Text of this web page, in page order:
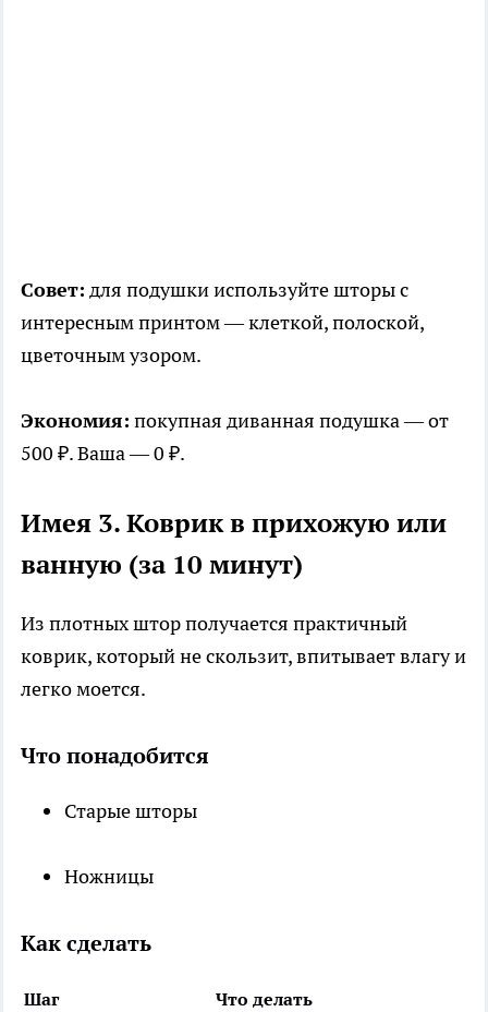
Совет: для подушки используйте шторы с
интересным принтом — клеткой, полоской,
цветочным узором.
Экономия: покупная диванная подушка — от
500 ₽. Ваша — 0 ₽.
Имея 3. Коврик в прихожую или
ванную (за 10 минут)
Из плотных штор получается практичный
коврик, который не скользит, впитывает влагу и
легко моется.
Что понадобится
Старые шторы
Ножницы
Как сделать
Шаг
Что делать